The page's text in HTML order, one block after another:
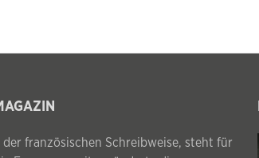
der französischen Schreibweise, steht für